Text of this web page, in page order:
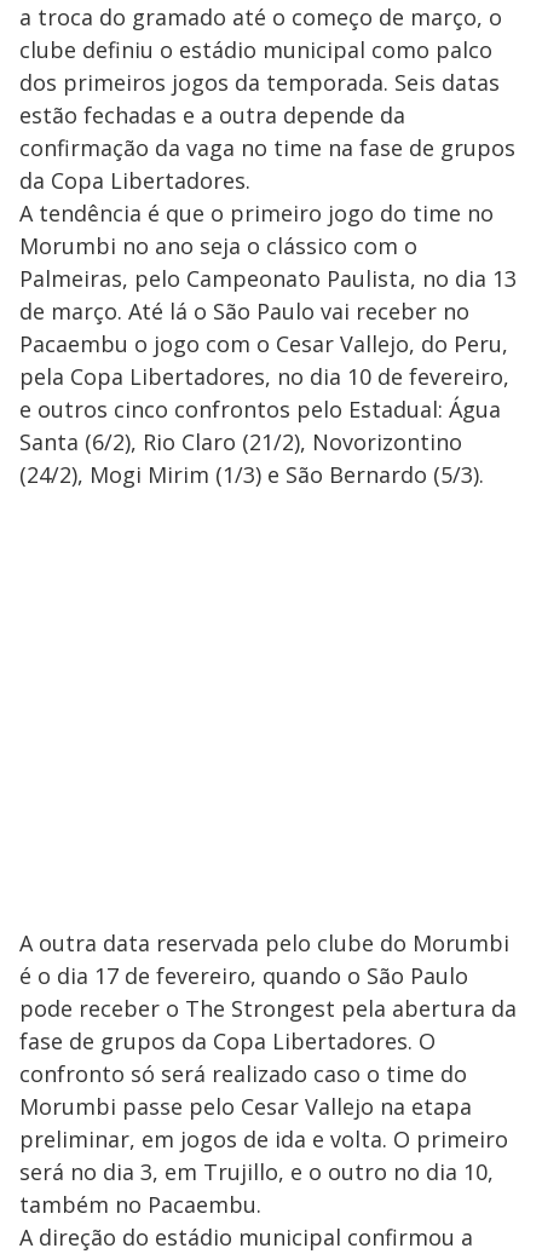
a troca do gramado até o começo de março, o
clube definiu o estádio municipal como palco
dos primeiros jogos da temporada. Seis datas
estão fechadas e a outra depende da
confirmação da vaga no time na fase de grupos
da Copa Libertadores.
A tendência é que o primeiro jogo do time no
Morumbi no ano seja o clássico com o
Palmeiras, pelo Campeonato Paulista, no dia 13
de março. Até lá o São Paulo vai receber no
Pacaembu o jogo com o Cesar Vallejo, do Peru,
pela Copa Libertadores, no dia 10 de fevereiro,
e outros cinco confrontos pelo Estadual: Água
Santa (6/2), Rio Claro (21/2), Novorizontino
(24/2), Mogi Mirim (1/3) e São Bernardo (5/3).
A outra data reservada pelo clube do Morumbi
é o dia 17 de fevereiro, quando o São Paulo
pode receber o The Strongest pela abertura da
fase de grupos da Copa Libertadores. O
confronto só será realizado caso o time do
Morumbi passe pelo Cesar Vallejo na etapa
preliminar, em jogos de ida e volta. O primeiro
será no dia 3, em Trujillo, e o outro no dia 10,
também no Pacaembu.
A direção do estádio municipal confirmou a